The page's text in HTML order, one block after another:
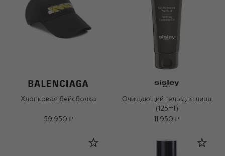
Хлопковая бейсболка
59 950 ₽
Очищающий гель для лица
(125ml)
11 950 ₽